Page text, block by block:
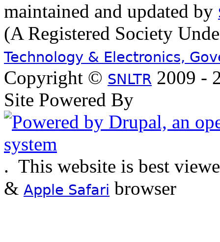
maintained and updated by
(A Registered Society
Technology & Electronics,
Copyright © SNLTR 2009 -
Site Powered By
. This website is best
& Apple Safari browser